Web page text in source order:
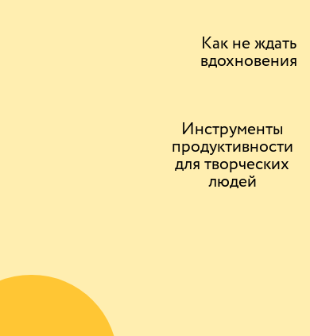
Как не ждать
вдохновения
Инструменты
продуктивности
для творческих
людей